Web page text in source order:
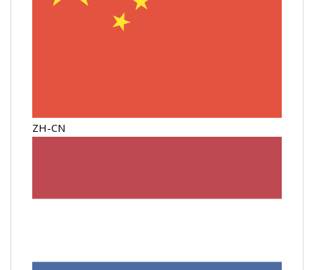
ZH-CN